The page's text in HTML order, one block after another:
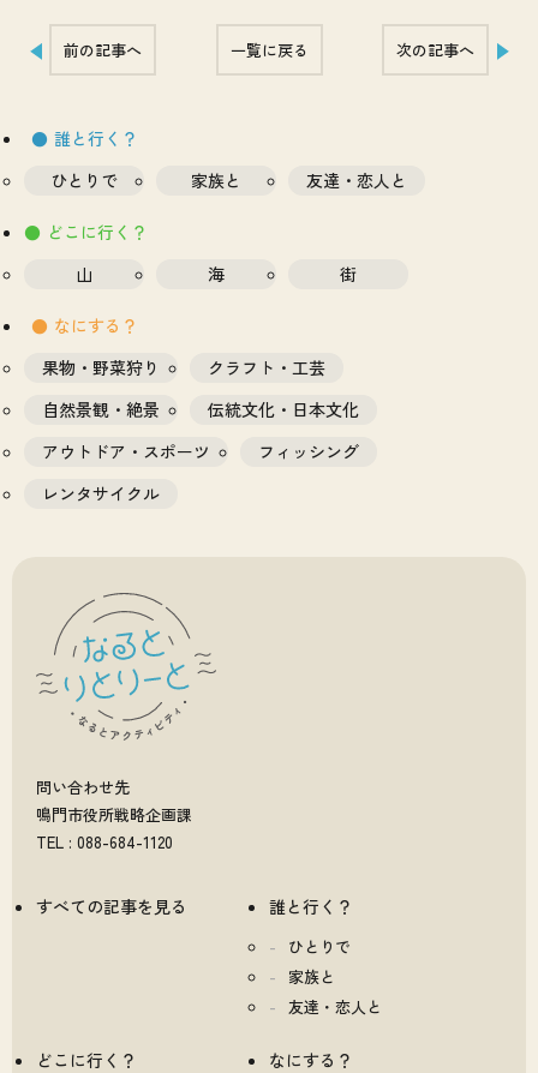
誰と行く？
ひとりで
家族と 友達・恋人と
どこに行く？
山
海 街
なにする？
果物・野菜狩り
クラフト・工芸
自然景観・絶景
伝統文化・日本文化
アウトドア・スポーツ
フィッシング
レンタサイクル
前の記事へ 一覧に戻る 次の記事へ
問い合わせ先
鳴門市役所戦略企画課
TEL : 088-684-1120
すべての記事を見る 誰と行く？
ひとりで
家族と
友達・恋人と
どこに行く？ なにする？